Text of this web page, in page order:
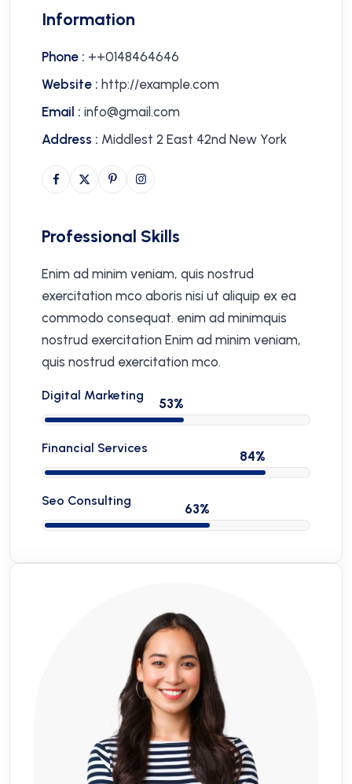
Information
Phone : ++0148464646
Website : http://example.com
Email : info@gmail.com
Address : Middlest 2 East 42nd New York
Professional Skills
Enim ad minim veniam, quis nostrud
exercitation mco aboris nisi ut aliquip ex ea
commodo consequat. enim ad minimquis
nostrud exercitation Enim ad minim veniam,
quis nostrud exercitation mco.
Digital Marketing
Financial Services
Seo Consulting